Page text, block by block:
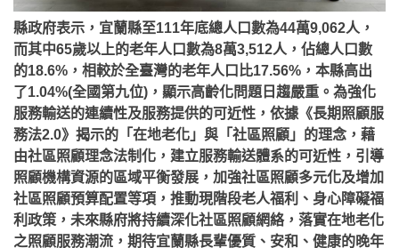
縣政府表示，宜蘭縣至111年底總人口數為44萬9,062人，
而其中65歲以上的老年人口數為8萬3,512人，佔總人口數
的18.6%，相較於全臺灣的老年人口比17.56%，本縣高出
了1.04%(全國第九位)，顯示高齡化問題日趨嚴重。為強化
服務輸送的連續性及服務提供的可近性，依據《長期照顧服
務法2.0》揭示的「在地老化」與「社區照顧」的理念，藉
由社區照顧理念法制化，建立服務輸送體系的可近性，引導
照顧機構資源的區域平衡發展，加強社區照顧多元化及增加
社區照顧預算配置等項，推動現階段老人福利、身心障礙福
利政策，未來縣府將持續深化社區照顧網絡，落實在地老化
之照顧服務潮流，期待宜蘭縣長輩優質、安和、健康的晚年